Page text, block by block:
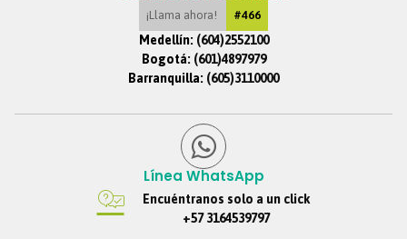
¡Llama ahora! #466
Medellín: (604)2552100
Bogotá: (601)4897979
Barranquilla: (605)3110000
Línea WhatsApp
Encuéntranos solo a un click
+57 3164539797